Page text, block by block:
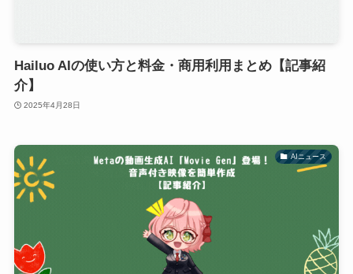
Hailuo AIの使い方と料金・商用利用まとめ【記事紹
介】
2025年4月28日
AIニュース